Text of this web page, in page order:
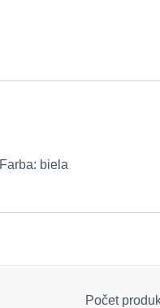
Farba: biela
Počet